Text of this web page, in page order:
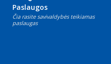
Paslaugos
Čia rasite savivaldybės teikiamas
paslaugas